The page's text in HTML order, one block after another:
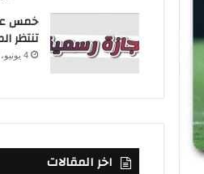
خمس
تنتظر
4 يونيو، 2026
اخر المقالات